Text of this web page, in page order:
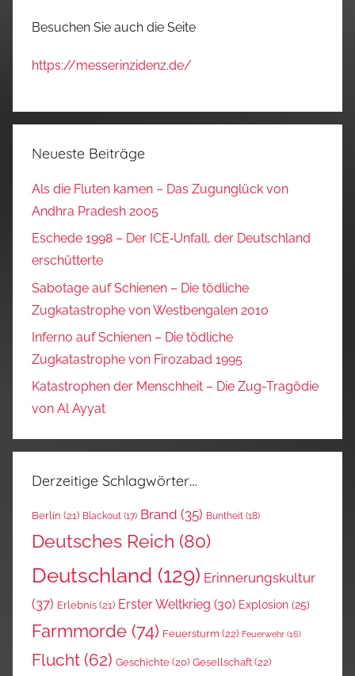
Besuchen Sie auch die Seite
https://messerinzidenz.de/
Neueste Beiträge
Als die Fluten kamen – Das Zugunglück von
Andhra Pradesh 2005
Eschede 1998 – Der ICE‑Unfall, der Deutschland
erschütterte
Sabotage auf Schienen – Die tödliche
Zugkatastrophe von Westbengalen 2010
Inferno auf Schienen – Die tödliche
Zugkatastrophe von Firozabad 1995
Katastrophen der Menschheit – Die Zug-Tragödie
von Al Ayyat
Derzeitige Schlagwörter…
Berlin (21) Blackout (17) Brand (35) Buntheit (18)
Deutsches Reich (80)
Deutschland (129) Erinnerungskultur
(37) Erlebnis (21) Erster Weltkrieg (30) Explosion (25)
Farmmorde (74) Feuersturm (22) Feuerwehr (16)
Flucht (62) Geschichte (20) Gesellschaft(22)